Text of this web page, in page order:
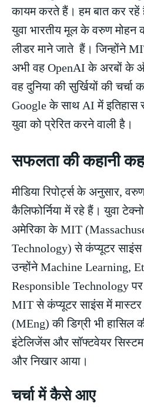
कायम करते हैं। हम बात कर रहें
युवा भारतीय मूल के वरुण मोहन
लीडर माने जाते हैं। जिन्होंने
अभी वह OpenAI के अरबों के
वह दुनिया की सुर्खियों की चर्चा
Google के साथ AI में इतिहास
युवा को प्रेरित करने वाली है।
सफलता की कहानी
मीडिया रिपोर्ट्स के अनुसार,
कैलिफोर्निया में रहे हैं। युवा
अमेरिका के MIT
Technology) से कंप्यूटर
उन्होंने Machine Learning,
Responsible Technology पर
MIT से कंप्यूटर साइंस में
(MEng) की डिग्री भी हासिल
इंटेलिजेंस और सॉफ्टवेयर
और निखार आया।
चर्चा में कैसे आए